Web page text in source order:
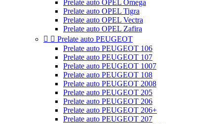
Prelate auto OPEL Omega
Prelate auto OPEL Tigra
Prelate auto OPEL Vectra
Prelate auto OPEL Zafira
  Prelate auto PEUGEOT
Prelate auto PEUGEOT 106
Prelate auto PEUGEOT 107
Prelate auto PEUGEOT 1007
Prelate auto PEUGEOT 108
Prelate auto PEUGEOT 2008
Prelate auto PEUGEOT 205
Prelate auto PEUGEOT 206
Prelate auto PEUGEOT 206+
Prelate auto PEUGEOT 207